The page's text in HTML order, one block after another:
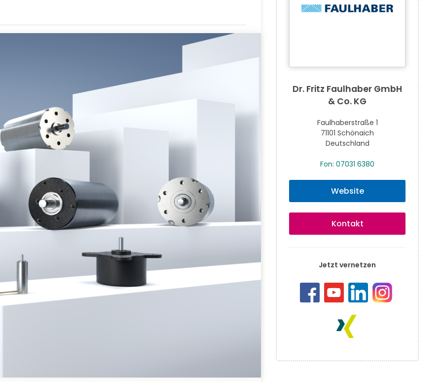
Dr. Fritz Faulhaber GmbH
& Co. KG
Faulhaberstraße 1
71101 Schönaich
Deutschland
Fon: 07031 6380
Website
Kontakt
Jetzt vernetzen